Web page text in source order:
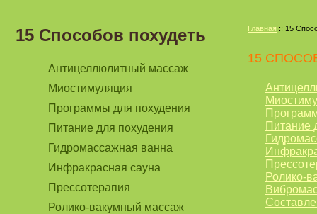
15 Способов похудеть
Антицеллюлитный массаж
Миостимуляция
Программы для похудения
Питание для похудения
Гидромассажная ванна
Инфракрасная сауна
Прессотерапия
Ролико-вакумный массаж
Главная :: 15
15
Питание
Ролико-